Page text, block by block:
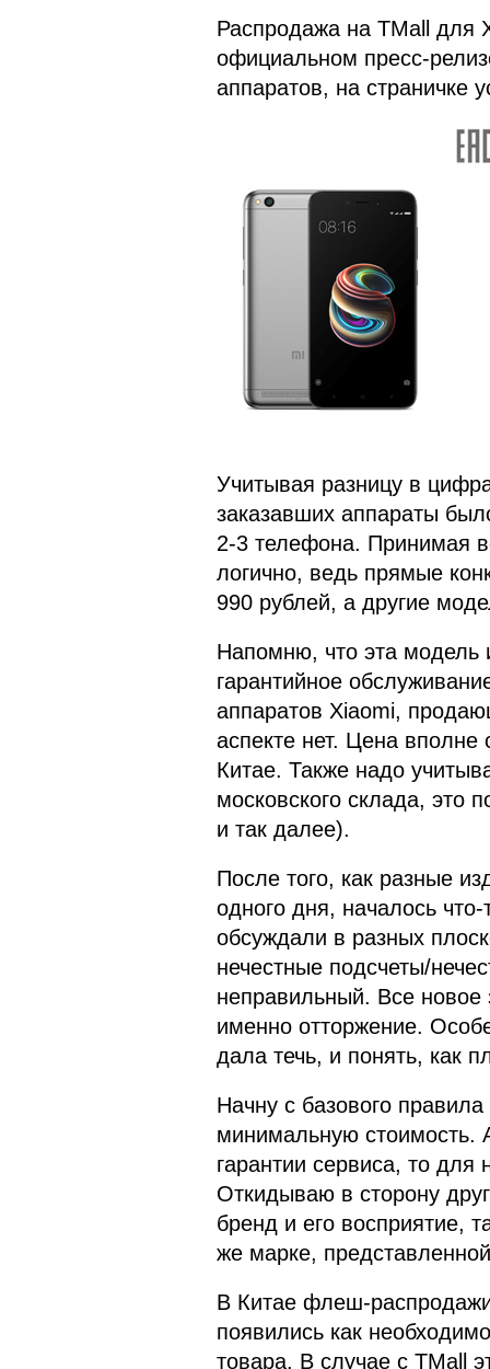
Распродажа на TMall для
официальном пресс-
аппаратов, на страничке
Учитывая разницу в
заказавших аппараты
2-3 телефона. Принимая
логично, ведь прямые
990 рублей, а другие
Напомню, что эта модель
гарантийное
аппаратов Xiaomi,
аспекте нет. Цена
Китае. Также надо
московского склада,
и так далее).
После того, как разные
одного дня, началось
обсуждали в разных
нечестные подсчеты/
неправильный. Все новое
именно отторжение.
дала течь, и понять, как
Начну с базового
минимальную стоимость.
гарантии сервиса, то для
Откидываю в сторону
бренд и его восприятие,
же марке,
В Китае флеш-
появились как
товара. В случае с TMall